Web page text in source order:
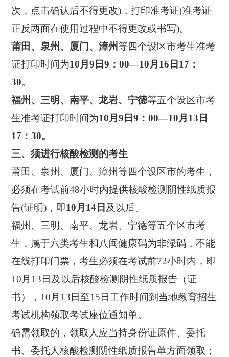
次，点击确认后不得更改)，打印准考证(准考证
正反两面在使用过程中不得更改或书写)。
莆田、泉州、厦门、漳州等四个设区市考生准考
证打印时间为10月9日9：00—10月16日17：
30。
福州、三明、南平、龙岩、宁德等五个设区市考
生准考证打印时间为10月9日9：00—10月13日
17：30。
三、须进行核酸检测的考生
莆田、泉州、厦门、漳州等四个设区市的考生，
必须在考试前48小时内提供核酸检测阴性纸质报
告(证明)，即10月14日 及以后。
福州、三明、南平、龙岩、宁德等五个区市考
生，属于六类考生和八闽健康码为非绿码，不能
在线打印门票，考生必须在考试前72小时内，即
10月13日及以后核酸检测阴性纸质报告（证
书），10月13日至15日工作时间到当地教育招生
考试机构领取考试座位通知单。
确需领取的，领取人应当持身份证原件、委托
书、委托人核酸检测阴性纸质报告单方面领取；